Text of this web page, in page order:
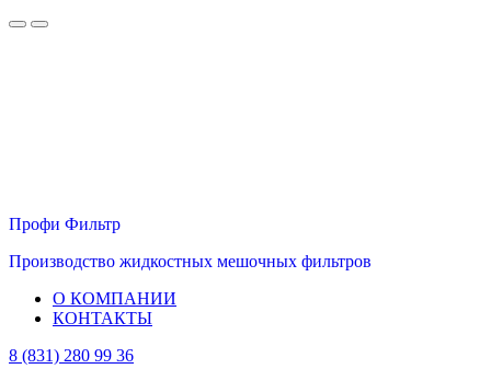
Профи Фильтр
Производство жидкостных мешочных фильтров
О КОМПАНИИ
КОНТАКТЫ
8 (831) 280 99 36